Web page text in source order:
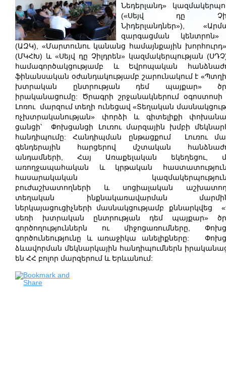
Նեդերլանդ»
(«Սեյվ դը
Նիդերլանդներ»),
զարգացման կենտրոն»
(ԱԶԿ), «Մարտունու կանանց համայնքային
(ՄԿՀԽ) և «Սեյվ դը Չիլդրեն» կազմակերպության
համագործակցությամբ և Եվրոպական
ֆինանսական օժանդակությամբ շարունակում է
խտրական ընտրության դեմ պայքար»
իրականացումը: Ծրագրի շրջանակներում
Լոռու մարզում տեղի ունեցավ «Տեղական
ոչխտրականության» փորձի և գիտելիքի
ցանցի՝ Փոխցանցի Լուռու մարզային խմբի
հանդիպումը: Հանդիպման ընթացքում Լուռու
գենդերային հարցերով մշտական
անդամների, Հայ Առաքելական եկեղեցու,
առողջապահական և կրթական
հասարակական
բուժաշխատողների և սոցիալական
տեղական ինքնակառավարման
ներկայացուցիչների մասնակցությամբ քննարկվեց
սեռի խտրական ընտրության դեմ պայքար»
գործողություններն ու միջոցառումները,
գործունեությունը և առաջիկա անելիքները:
ձևավորման մեկնարկային հանդիպումներն
են ՀՀ բոլոր մարզերում և Երևանում: